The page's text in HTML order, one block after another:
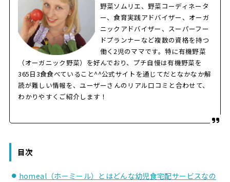
野菜ソムリエ、野菜コーディネータ
ー、食育実践アドバイザー、オーガ
ニックアドバイザー、スーパーフー
ドプランナーなど複数の資格を持つ
働く2児のママです。特に有機野菜
（オーガニック野菜）を好んでおり、プチ自慢は有機野菜を
365日3食食べていること^^公式サイトを通じてだとなかなか解
読が難しい情報を、ユーザーさんのリアル口コミと合わせて、
わかりやすくご紹介します！
目次
homeal（ホーミール）とはどんな幼児食宅配サービスなの